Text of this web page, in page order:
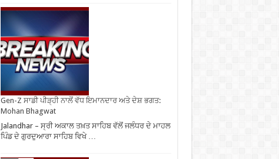
Gen-Z ਸਾਡੀ ਪੀੜ੍ਹੀ ਨਾਲੋਂ ਵੱਧ ਇਮਾਨਦਾਰ ਅਤੇ ਦੇਸ਼ ਭਗਤ:
Mohan Bhagwat
Jalandhar – ਸ੍ਰੀ ਅਕਾਲ ਤਖ਼ਤ ਸਾਹਿਬ ਵੱਲੋਂ ਜਲੰਧਰ ਦੇ ਮਾਹਲ
ਪਿੰਡ ਦੇ ਗੁਰਦੁਆਰਾ ਸਾਹਿਬ ਵਿਖੇ …